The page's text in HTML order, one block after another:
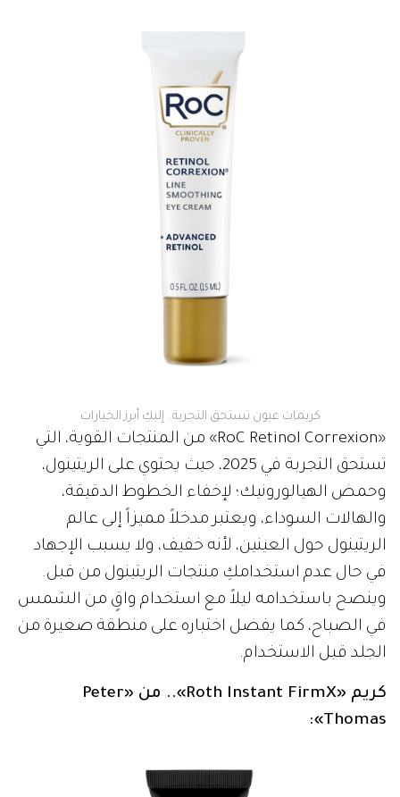
كريمات عيون تستحق التجربة.. إليكِ أبرز الخيارات
«RoC Retinol Correxion» من المنتجات القوية، التي
تستحق التجربة في 2025، حيث يحتوي على الريتينول،
وحمض الهيالورونيك؛ لإخفاء الخطوط الدقيقة،
والهالات السوداء، ويعتبر مدخلاً مميزاً إلى عالم
الريتينول حول العينين، لأنه خفيف، ولا يسبب الإجهاد
في حال عدم استخدامكِ منتجات الريتينول من قبل.
وينصح باستخدامه ليلاً مع استخدام واقٍ من الشمس
في الصباح، كما يفضل اختباره على منطقة صغيرة من
الجلد قبل الاستخدام.
كريم «Roth Instant FirmX».. من «Peter
Thomas»: